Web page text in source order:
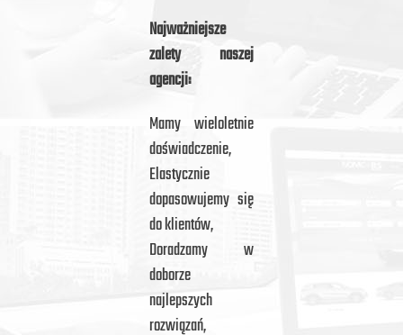
Najważniejsze
zalety naszej
agencji:
Mamy wieloletnie
doświadczenie,
Elastycznie
dopasowujemy się
do klientów,
Doradzamy w
doborze
najlepszych
rozwiązań,